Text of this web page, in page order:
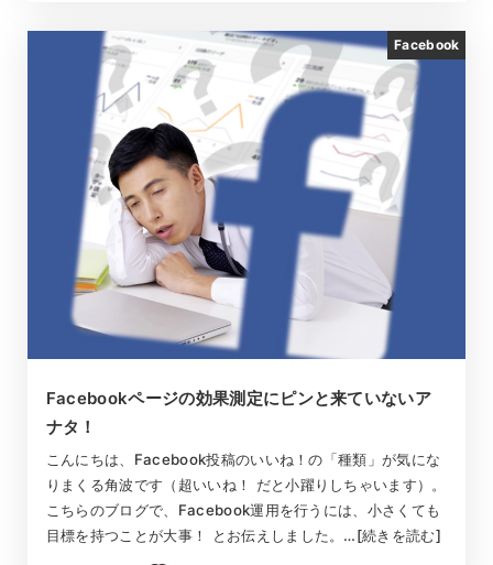
Facebook
Facebookページの効果測定にピンと来ていないア
ナタ！
こんにちは、Facebook投稿のいいね！の「種類」が気にな
りまくる角波です（超いいね！ だと小躍りしちゃいます）。
こちらのブログで、Facebook運用を行うには、小さくても
目標を持つことが大事！ とお伝えしました。…[続きを読む]